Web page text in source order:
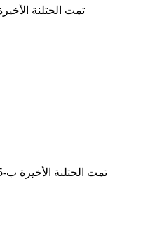
تمت الحتلنة الأخيرة ب-4/3/2026,
تمت الحتلنة الأخيرة ب-9/12/2025, 04:45:03